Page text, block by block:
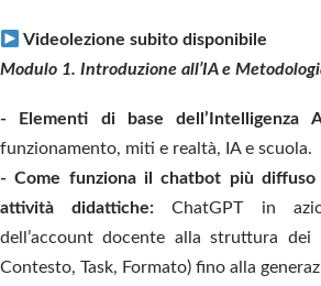
Videolezione subito disponibile
Modulo 1. Introduzione all’IA e
- Elementi di base dell’Intelligenza
funzionamento, miti e realtà, IA e scuola.
- Come funziona il chatbot più
attività didattiche:ChatGPT in
dell’account docente alla struttura dei
Contesto, Task, Formato) fino alla